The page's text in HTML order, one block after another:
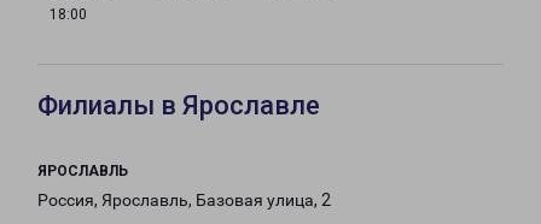
18:00
Филиалы в Ярославле
ЯРОСЛАВЛЬ
Россия, Ярославль, Базовая улица, 2